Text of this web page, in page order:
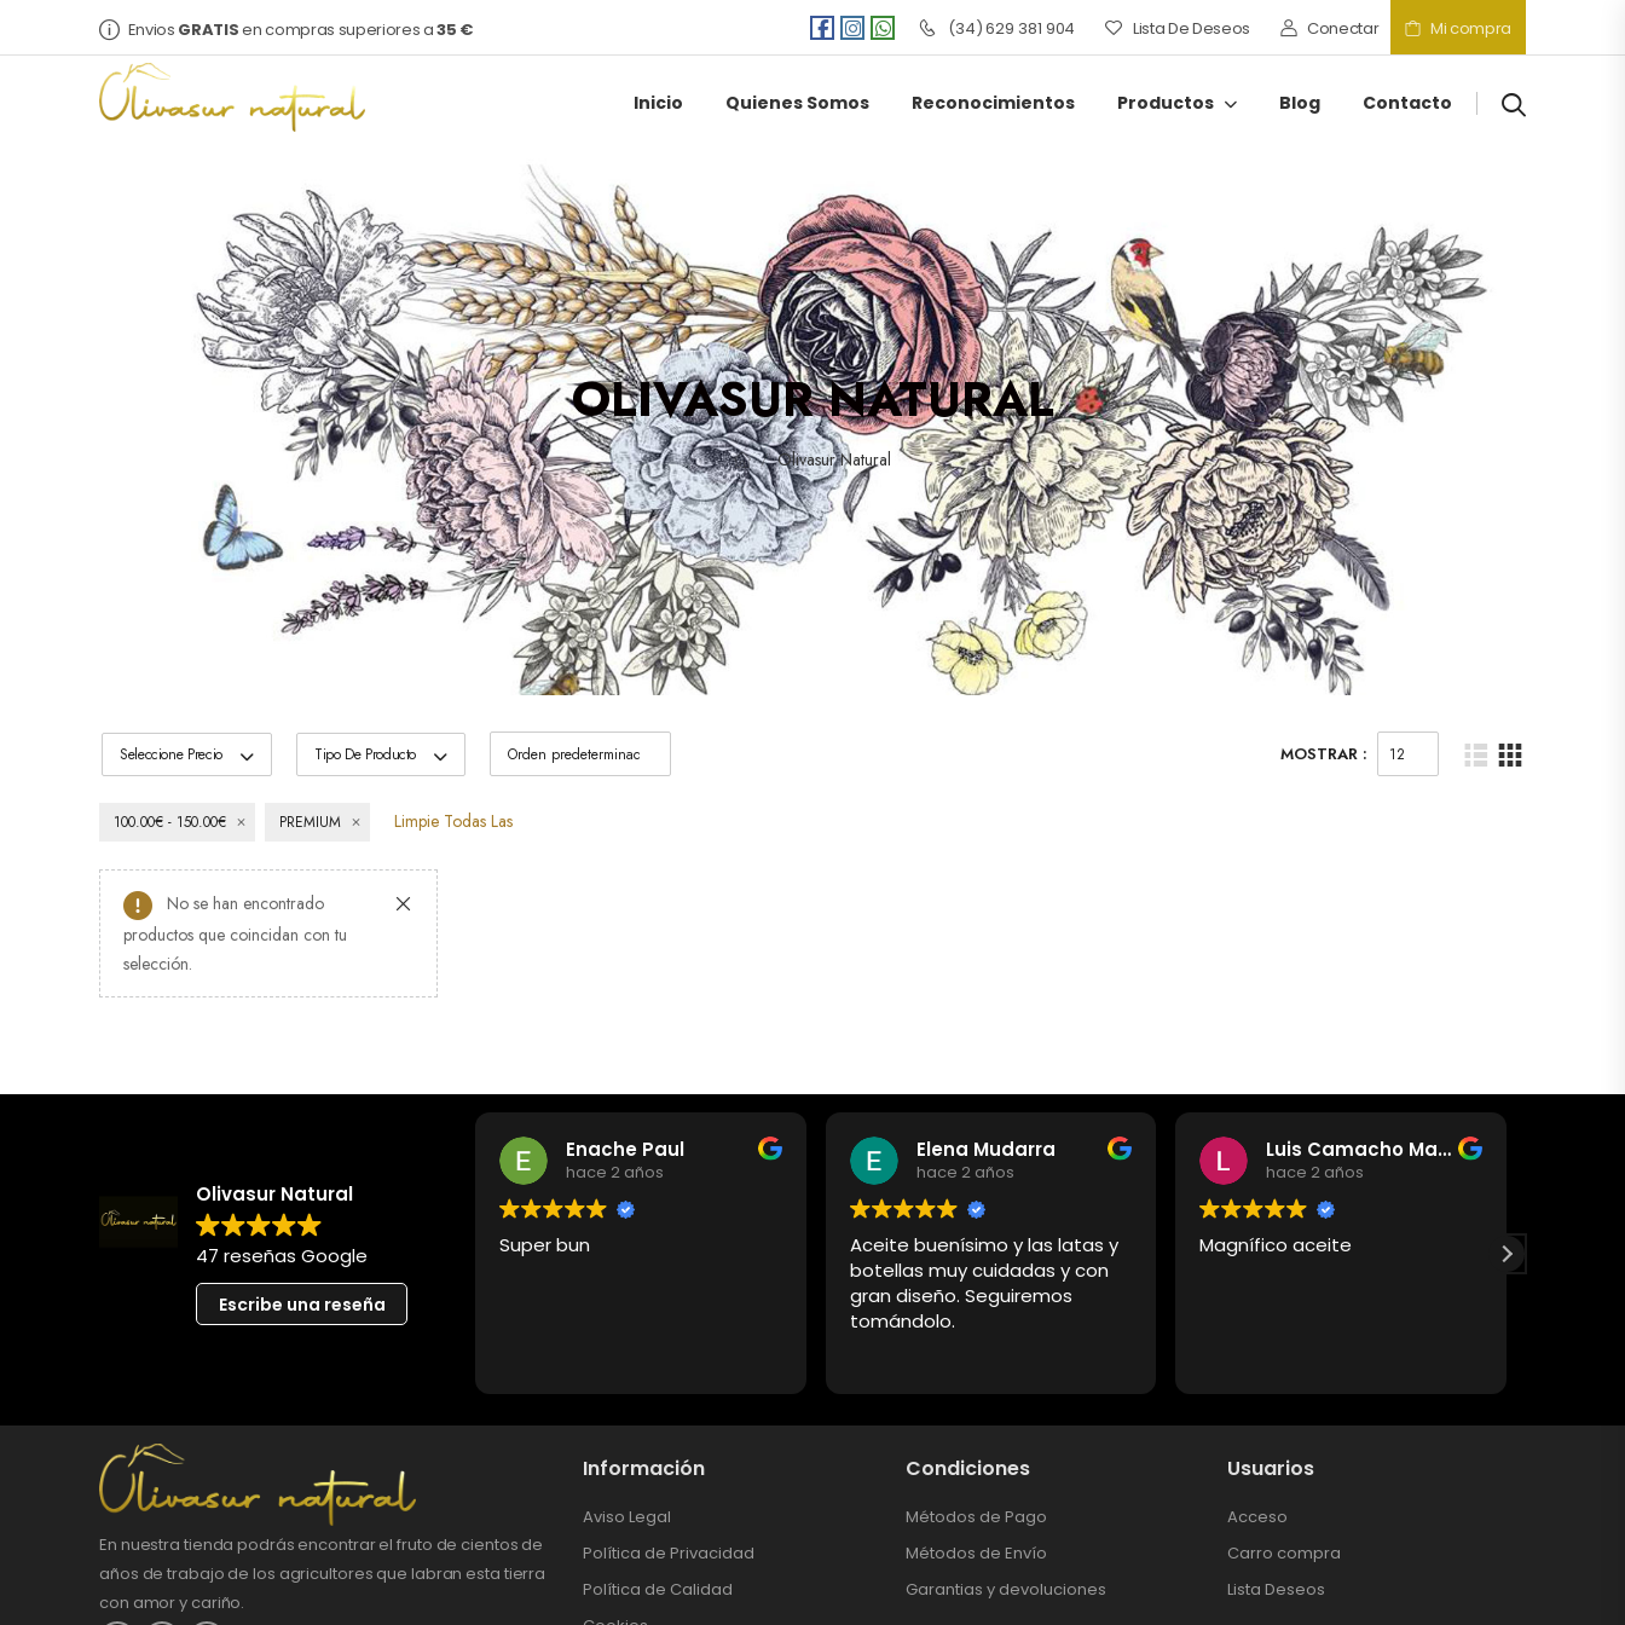
Envios GRATISen compras superiores a35 € (34) 629 381 904 Lista De Deseos Conectar Mi compra
Inicio Quienes Somos Reconocimientos Productos Blog Contacto
OLIVASUR NATURAL
/ Olivasur Natural
Seleccione Precio Tipo De Producto MOSTRAR :
100.00€ - 150.00€ PREMIUM Limpie Todas Las
No se han encontrado
productos que coincidan con tu
selección.
Olivasur Natural
47 reseñas Google
Escribe una reseña
Enache Paul
hace 2 años
Super bun
Elena Mudarra
hace 2 años
Aceite buenísimo y las latas y
botellas muy cuidadas y con
gran diseño. Seguiremos
tomándolo.
Luis Camacho Martinez
hace 2 años
Magnífico aceite
En nuestra tienda podrás encontrar el fruto de cientos de
años de trabajo de los agricultores que labran esta tierra
con amor y cariño.
Información
Aviso Legal
Política de Privacidad
Política de Calidad
Condiciones
Métodos de Pago
Métodos de Envío
Garantias y devoluciones
Usuarios
Acceso
Carro compra
Lista Deseos